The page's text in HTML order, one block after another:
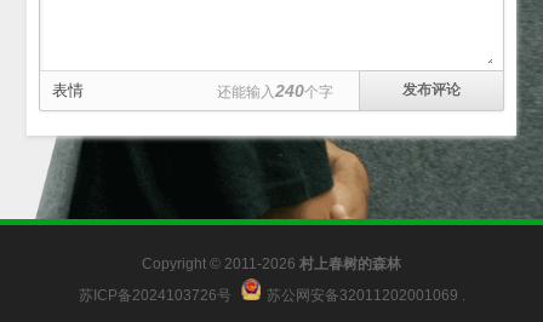
表情 还能输入 240个字
Copyright © 2011-2026 村上春树的森林
苏ICP备2024103726号
苏公网安备32011202001069 .